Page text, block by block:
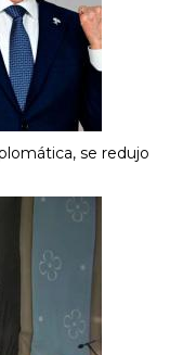
se redujo